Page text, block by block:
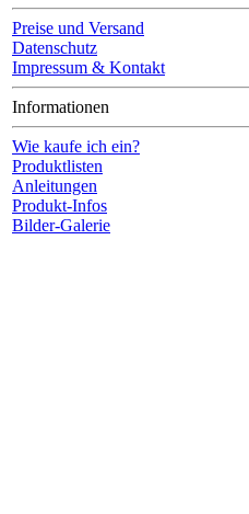
Preise und Versand
Datenschutz
Impressum & Kontakt
Informationen
Wie kaufe ich ein?
Produktlisten
Anleitungen
Produkt-Infos
Bilder-Galerie